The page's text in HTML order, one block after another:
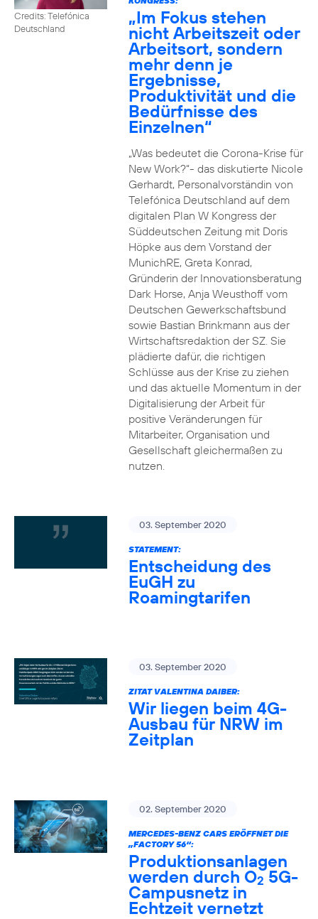
Credits: Telefónica
Deutschland
„Im Fokus stehen
nicht Arbeitszeit oder
Arbeitsort, sondern
mehr denn je
Ergebnisse,
Produktivität und die
Bedürfnisse des
Einzelnen“
„Was bedeutet die Corona-Krise für
New Work?“- das diskutierte Nicole
Gerhardt, Personalvorständin von
Telefónica Deutschland auf dem
digitalen Plan W Kongress der
Süddeutschen Zeitung mit Doris
Höpke aus dem Vorstand der
MunichRE, Greta Konrad,
Gründerin der Innovationsberatung
Dark Horse, Anja Weusthoff vom
Deutschen Gewerkschaftsbund
sowie Bastian Brinkmann aus der
Wirtschaftsredaktion der SZ. Sie
plädierte dafür, die richtigen
Schlüsse aus der Krise zu ziehen
und das aktuelle Momentum in der
Digitalisierung der Arbeit für
positive Veränderungen für
Mitarbeiter, Organisation und
Gesellschaft gleichermaßen zu
nutzen.
03. September 2020
STATEMENT:
Entscheidung des
EuGH zu
Roamingtarifen
03. September 2020
ZITAT VALENTINA DAIBER:
Wir liegen beim 4G-
Ausbau für NRW im
Zeitplan
02. September 2020
MERCEDES-BENZ CARS ERÖFFNET DIE
„FACTORY 56“:
Produktionsanlagen
werden durch O25G-
Campusnetz in
Echtzeit vernetzt